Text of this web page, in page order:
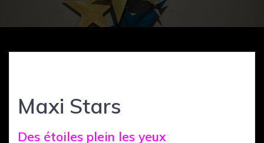
Maxi Stars
Des étoiles plein les yeux